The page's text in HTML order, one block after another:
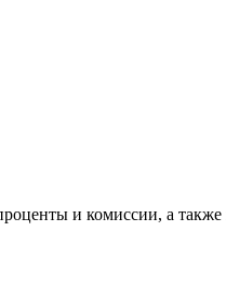
и комиссии, а также